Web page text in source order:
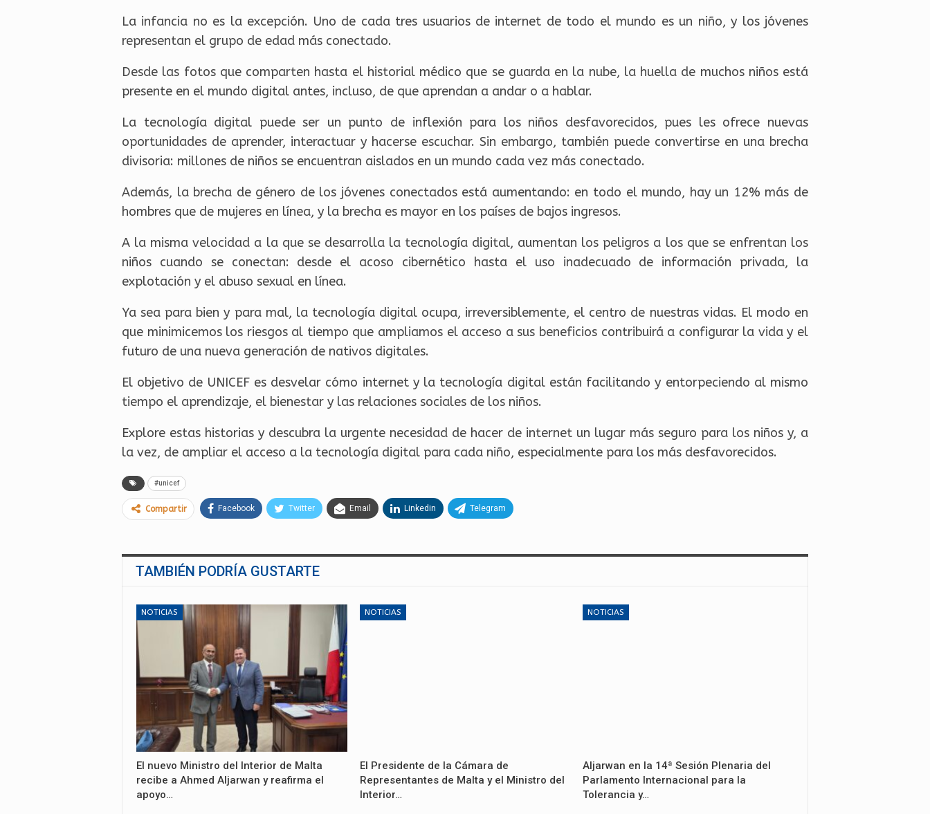
La infancia no es la excepción. Uno de cada tres usuarios de internet de todo el mundo es un niño, y los jóvenes
representan el grupo de edad más conectado.
Desde las fotos que comparten hasta el historial médico que se guarda en la nube, la huella de muchos niños está
presente en el mundo digital antes, incluso, de que aprendan a andar o a hablar.
La tecnología digital puede ser un punto de inflexión para los niños desfavorecidos, pues les ofrece nuevas
oportunidades de aprender, interactuar y hacerse escuchar. Sin embargo, también puede convertirse en una brecha
divisoria: millones de niños se encuentran aislados en un mundo cada vez más conectado.
Además, la brecha de género de los jóvenes conectados está aumentando: en todo el mundo, hay un 12% más de
hombres que de mujeres en línea, y la brecha es mayor en los países de bajos ingresos.
A la misma velocidad a la que se desarrolla la tecnología digital, aumentan los peligros a los que se enfrentan los
niños cuando se conectan: desde el acoso cibernético hasta el uso inadecuado de información privada, la
explotación y el abuso sexual en línea.
Ya sea para bien y para mal, la tecnología digital ocupa, irreversiblemente, el centro de nuestras vidas. El modo en
que minimicemos los riesgos al tiempo que ampliamos el acceso a sus beneficios contribuirá a configurar la vida y el
futuro de una nueva generación de nativos digitales.
El objetivo de UNICEF es desvelar cómo internet y la tecnología digital están facilitando y entorpeciendo al mismo
tiempo el aprendizaje, el bienestar y las relaciones sociales de los niños.
Explore estas historias y descubra la urgente necesidad de hacer de internet un lugar más seguro para los niños y, a
la vez, de ampliar el acceso a la tecnología digital para cada niño, especialmente para los más desfavorecidos.
#unicef
Compartir Facebook Twitter Email Linkedin Telegram
TAMBIÉN PODRÍA GUSTARTE
NOTICIAS
El nuevo Ministro del Interior de Malta
recibe a Ahmed Aljarwan y reafirma el
apoyo…
NOTICIAS
El Presidente de la Cámara de
Representantes de Malta y el Ministro del
Interior…
NOTICIAS
Aljarwan en la 14ª Sesión Plenaria del
Parlamento Internacional para la
Tolerancia y…